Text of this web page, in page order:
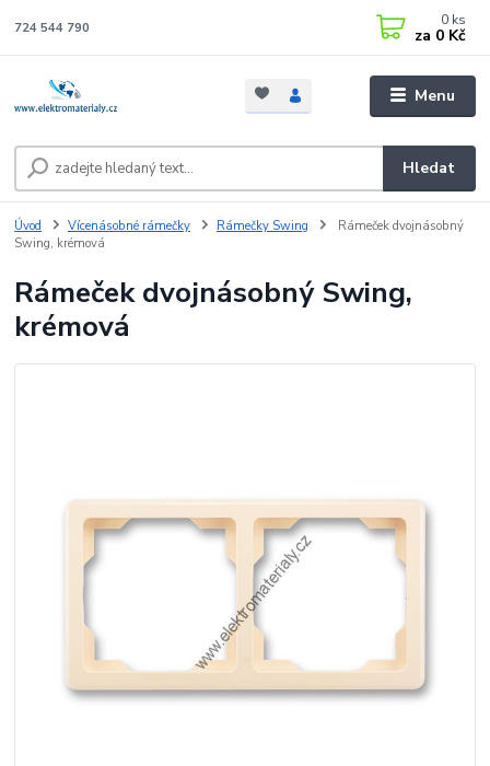
Menu
Hledat
724 544 790 0 ks
za 0 Kč
Úvod Vícenásobné rámečky Rámečky Swing
Rámeček dvojnásobný
Swing, krémová
Rámeček dvojnásobný Swing,
krémová